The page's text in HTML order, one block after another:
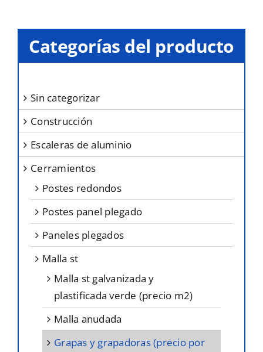
se
en
la
página
de
producto
Categorías del producto
sin categorizar
construcción
escaleras de aluminio
cerramientos
postes redondos
postes panel plegado
paneles plegados
malla st
malla st galvanizada y
plastificada verde (precio m2)
malla anudada
grapas y grapadoras (precio por